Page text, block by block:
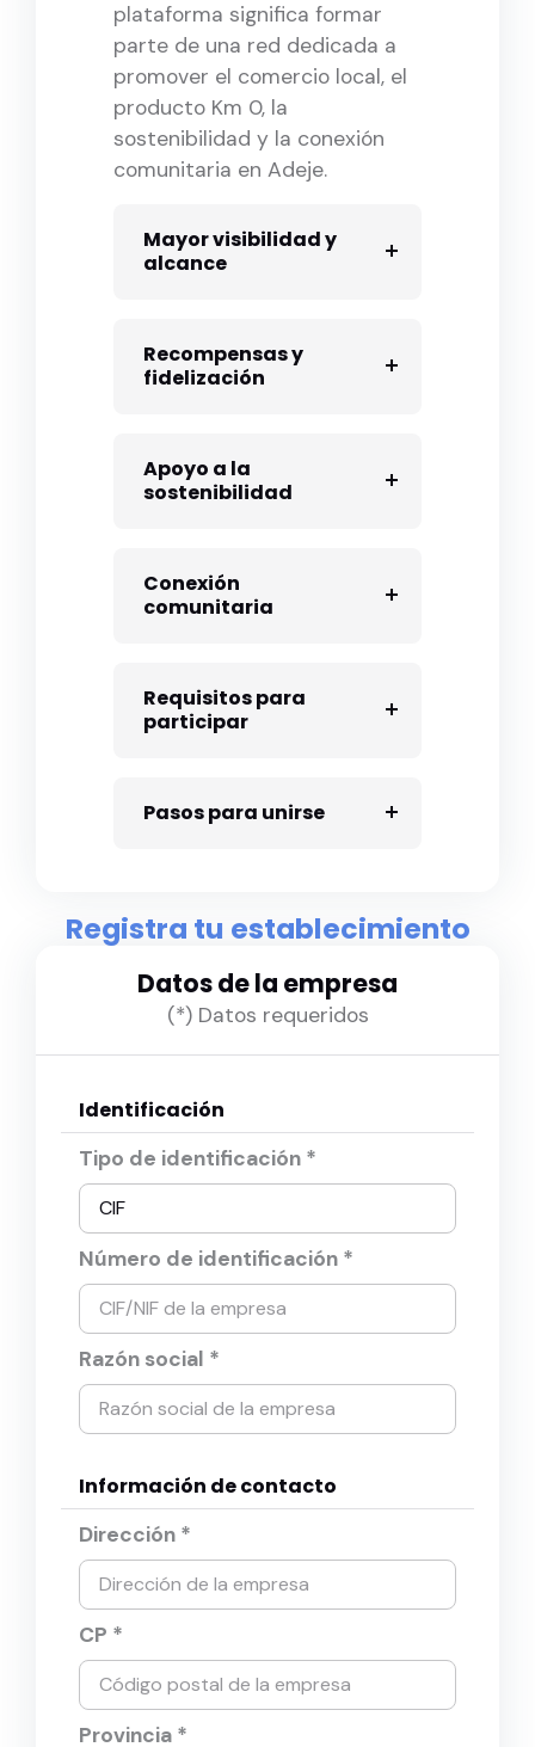
plataforma significa formar
parte de una red dedicada a
promover el comercio local, el
producto Km 0, la
sostenibilidad y la conexión
comunitaria en Adeje.
Mayor visibilidad y
alcance
Recompensas y
fidelización
Apoyo a la
sostenibilidad
Conexión
comunitaria
Requisitos para
participar
Pasos para unirse
Registra tu establecimiento
Datos de la empresa
(*) Datos requeridos
Identificación
Tipo de identificación *
Número de identificación *
Razón social *
Información de contacto
Dirección *
CP *
Provincia *